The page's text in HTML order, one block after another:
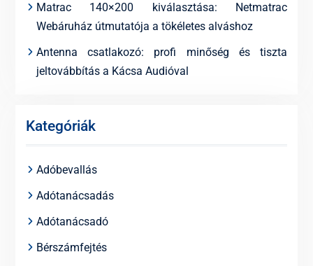
Matrac 140×200 kiválasztása: Netmatrac
Webáruház útmutatója a tökéletes alváshoz
Antenna csatlakozó: profi minőség és tiszta
jeltovábbítás a Kácsa Audióval
Kategóriák
Adóbevallás
Adótanácsadás
Adótanácsadó
Bérszámfejtés